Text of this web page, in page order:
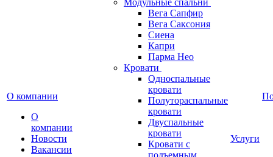
О компании
О
компании
Новости
Вакансии
Модульные спальни
Вега Сапфир
Вега Саксония
Сиена
Капри
Парма Нео
Кровати
Односпальные
кровати
Полутораспальные
кровати
Двуспальные
кровати
Кровати с
подъемным
Услуги